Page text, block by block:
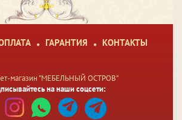
ГАРАНТИЯ КОНТАКТЫ
магазин "МЕБЕЛЬНЫЙ ОСТРОВ"
на наши соцсети: